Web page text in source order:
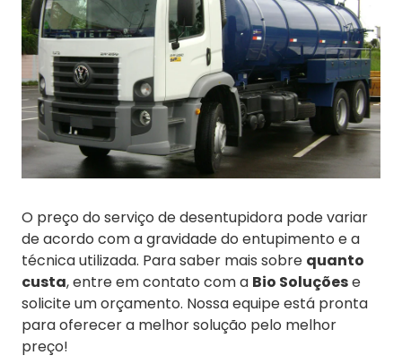
O preço do serviço de desentupidora pode variar
de acordo com a gravidade do entupimento e a
técnica utilizada. Para saber mais sobre quanto
custa, entre em contato com a Bio Soluçõese
solicite um orçamento. Nossa equipe está pronta
para oferecer a melhor solução pelo melhor
preço!